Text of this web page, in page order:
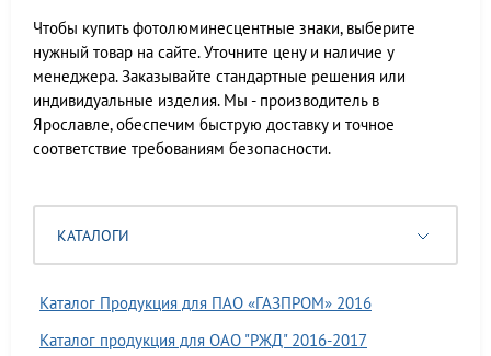
Чтобы купить фотолюминесцентные знаки, выберите
нужный товар на сайте. Уточните цену и наличие у
менеджера. Заказывайте стандартные решения или
индивидуальные изделия. Мы - производитель в
Ярославле, обеспечим быструю доставку и точное
соответствие требованиям безопасности.
КАТАЛОГИ
Каталог Продукция для ПАО «ГАЗПРОМ» 2016
Каталог продукция для ОАО "РЖД" 2016-2017